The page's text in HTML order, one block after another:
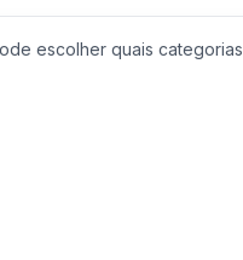
escolher quais